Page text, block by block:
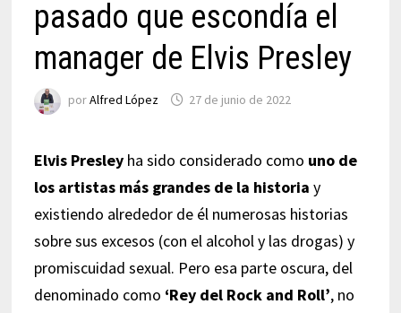
pasado que escondía el
manager de Elvis Presley
porAlfred López 27 de junio de 2022
Elvis Presleyha sido considerado como uno de
los artistas más grandes de la historia y
existiendo alrededor de él numerosas historias
sobre sus excesos (con el alcohol y las drogas) y
promiscuidad sexual. Pero esa parte oscura, del
denominado como ‘Rey del Rock and Roll’, no